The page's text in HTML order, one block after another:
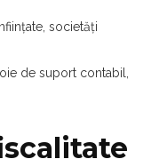
societăți
de suport contabil,